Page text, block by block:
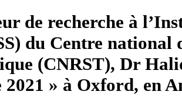
de recherche à
du Centre national
(CNRST), Dr
2021 » à Oxford, en